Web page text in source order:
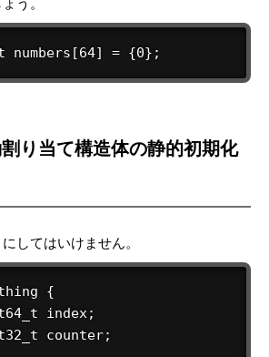
numbers[64] = {0};
り当て構造体の静的初期化
してはいけません。
{
index;
counter;